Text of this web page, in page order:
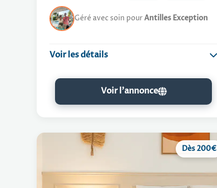
Géré avec soin pourAntilles Exception
Voir les détails
Villa de Prestige
Wifi gratuit
Climatisé
Voir l'annonce
Dès 200€